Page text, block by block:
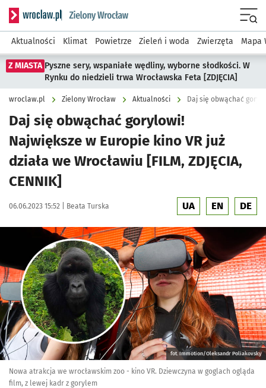
Serwis informacyjny wroclaw.pl podserwis: Środowisko we
Aktualności Klimat Powietrze Zieleń i woda Zwierzęta Mapa
Z MIASTA Pyszne sery, wspaniałe wędliny, wyborne słodkości. W
Rynku do niedzieli trwa Wrocławska Feta [ZDJĘCIA]
wroclaw.pl Zielony Wrocław Aktualności
Daj się obwąchać gorylowi!
Największe w Europie kino VR już
działa we Wrocławiu [FILM, ZDJĘCIA,
CENNIK]
Data publikacji:
06.06.2023 15:52 | Autor:
Beata Turska UA EN DE
Kliknij, aby zobaczyć galerię
fot. Immotion/Oleksandr Poliakovsky
Nowa atrakcja we wrocławskim zoo - kino VR. Dziewczyna w goglach ogląda
film, z lewej kadr z gorylem